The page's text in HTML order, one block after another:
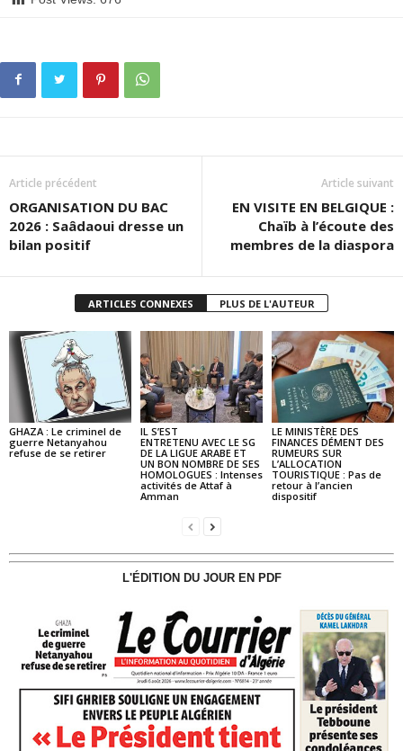
Article précédent
ORGANISATION DU BAC
2026 : Saâdaoui dresse un
bilan positif
Article suivant
EN VISITE EN BELGIQUE :
Chaïb à l’écoute des
membres de la diaspora
ARTICLES CONNEXES PLUS DE L'AUTEUR
GHAZA : Le criminel de
guerre Netanyahou
refuse de se retirer
IL S’EST
ENTRETENU AVEC LE SG
DE LA LIGUE ARABE ET
UN BON NOMBRE DE SES
HOMOLOGUES : Intenses
activités de Attaf à
Amman
LE MINISTÈRE DES
FINANCES DÉMENT DES
RUMEURS SUR
L’ALLOCATION
TOURISTIQUE : Pas de
retour à l’ancien
dispositif
L'ÉDITION DU JOUR EN PDF